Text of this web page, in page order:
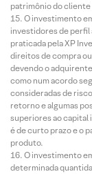
patrimônio do
O investimento
investidores de perfil
praticada pela XP
direitos de compra
devendo o
como num acordo
consideradas de
retorno e algumas
superiores ao capital
é de curto prazo e o
produto.
O investimento
determinada